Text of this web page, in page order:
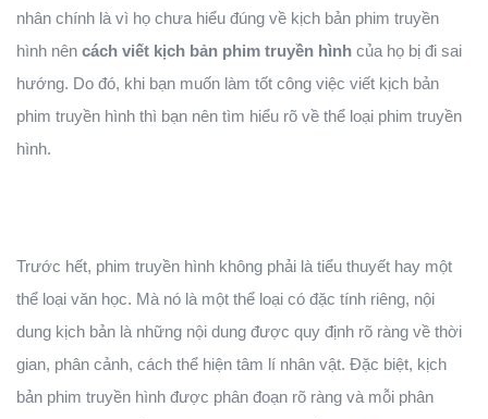
nhân chính là vì họ chưa hiểu đúng về kịch bản phim truyền
hình nên cách viết kịch bản phim truyền hình của họ bị đi sai
hướng. Do đó, khi bạn muốn làm tốt công việc viết kịch bản
phim truyền hình thì bạn nên tìm hiểu rõ về thể loại phim truyền
hình.
Trước hết, phim truyền hình không phải là tiểu thuyết hay một
thể loại văn học. Mà nó là một thể loại có đặc tính riêng, nội
dung kịch bản là những nội dung được quy định rõ ràng về thời
gian, phân cảnh, cách thể hiện tâm lí nhân vật. Đặc biệt, kịch
bản phim truyền hình được phân đoạn rõ ràng và mỗi phân